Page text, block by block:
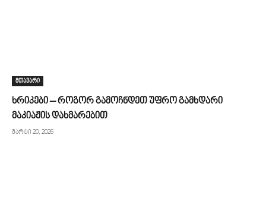
მთავარი
ხრიკები – როგორ გამოჩნდეთ უფრო გამხდარი
მაკიაჟის დახმარებით
მარტი 20, 2026